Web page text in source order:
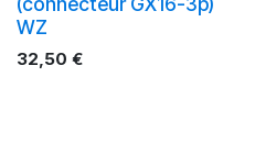
WZ
32,50 €